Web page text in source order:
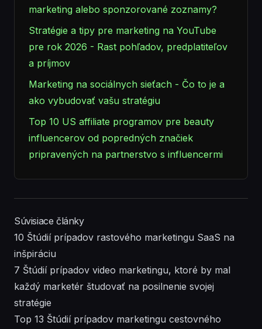
marketing alebo sponzorované zoznamy?
Stratégie a tipy pre marketing na YouTube
pre rok 2026 - Rast pohľadov, predplatiteľov
a príjmov
Marketing na sociálnych sieťach - Čo to je a
ako vybudovať vašu stratégiu
Top 10 US affiliate programov pre beauty
influencerov od popredných značiek
pripravených na partnerstvo s influencermi
Súvisiace články
10 Štúdií prípadov rastového marketingu SaaS na
inšpiráciu
7 Štúdií prípadov video marketingu, ktoré by mal
každý marketér študovať na posilnenie svojej
stratégie
Top 13 Štúdií prípadov marketingu cestovného